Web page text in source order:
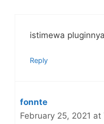
istimewa
Reply
fonnte
February 25, 2021 at